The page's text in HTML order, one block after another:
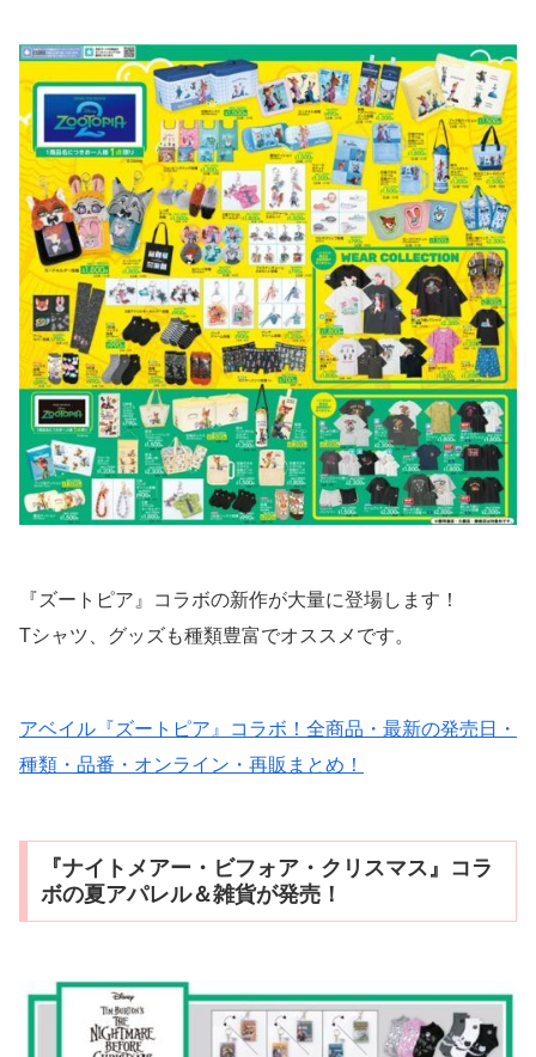
『ズートピア』コラボの新作が大量に登場します！
Tシャツ、グッズも種類豊富でオススメです。
アベイル『ズートピア』コラボ！全商品・最新の発売日・
種類・品番・オンライン・再販まとめ！
『ナイトメアー・ビフォア・クリスマス』コラ
ボの夏アパレル＆雑貨が発売！